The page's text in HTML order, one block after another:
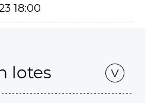
18:00
lotes